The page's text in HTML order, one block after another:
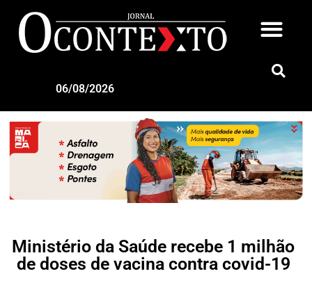
06/08/2026
Ministério da Saúde recebe 1 milhão
de doses de vacina contra covid-19